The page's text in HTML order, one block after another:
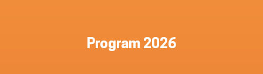
Program 2026